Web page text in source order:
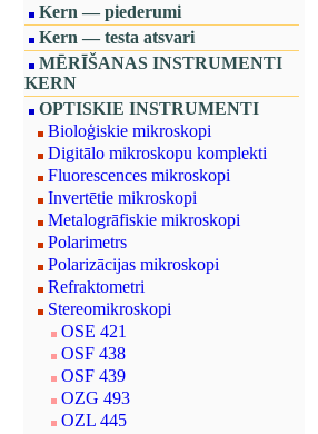
Kern — piederumi
Kern — testa atsvari
MĒRĪŠANAS INSTRUMENTI
KERN
OPTISKIE INSTRUMENTI
Bioloģiskie mikroskopi
Digitālo mikroskopu komplekti
Fluorescences mikroskopi
Invertētie mikroskopi
Metalogrāfiskie mikroskopi
Polarimetrs
Polarizācijas mikroskopi
Refraktometri
Stereomikroskopi
OSE 421
OSF 438
OSF 439
OZG 493
OZL 445